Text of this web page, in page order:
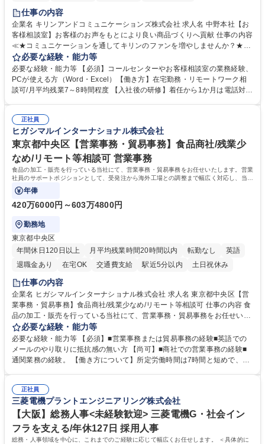
仕事の内容
企業名 キリンアンドコミュニケーションズ株式会社 求人名 中野本社【お
客様相談室】お客様のお声をもとにより良い商品づくりへ貢献 仕事の内容
≪★コミュニケーションを通してキリンのファンを増やしませんか？★≫
お客様のお声をより良い商品づくりに活かしていく上で、窓口となるお客
様相談室でのお仕事です。 日々お客様からいただくキリングループへのご
意見を、企業活動に活かしています。お客様からの声に迅速かつ誠意をも
って対応、情報提供するとともにグループ内活動に反映しています。 【具
平均100件前後■メール・手紙：同上40件前後 募集職種 中野本社【お客様
相談室】お客様のお声をもとにより良い商品づくりへ貢献
必要な経験・能力等
必要な経験・能力等 【必須】コールセンターやお客様相談室の業務経験、
PCが使える方（Word・Excel）【働き方】在宅勤務・リモートワーク相
談可/月平均残業7～8時間程度 【入社後の研修】着任から1か月は電話対応
すのでご安心ください。 【当社について】キリングループの広報機能を担
う会社として、お客様との出会いを大切にし、磨き上げたホスピタリティ
を込めてコミュニケーションをとりながら広報関連業務を行っておりま
す。 学歴・資格 学歴：大学院 大学 高専 短大 専修学校 高校 語学力： 資
格：
正社員
ヒガシマルインターナショナル株式会社
東京都中央区【営業事務・貿易事務】食品商社/残業少
なめ/リモート等相談可 営業事務
食品の加工・販売を行っている当社にて、営業事務・貿易事務をお任せいたします。営業
社員のサポートポジションとして、受発注から海外工場との調整まで幅広く対応し、当社
事業の根幹を支えていただきます。
年俸
420万6000円～603万4800円
勤務地
東京都中央区
年間休日120日以上
月平均残業時間20時間以内 転勤なし
英語
退職金あり
在宅OK 交通費支給 駅近5分以内 土日祝休み
仕事の内容
企業名 ヒガシマルインターナショナル株式会社 求人名 東京都中央区【営
業事務・貿易事務】食品商社/残業少なめ/リモート等相談可 仕事の内容 食
品の加工・販売を行っている当社にて、営業事務・貿易事務をお任せいた
します。営業社員のサポートポジションとして、受発注から海外工場との
調整まで幅広く対応し、当社事業の根幹を支えていただきます。 ■受発注
業務、請求書発行 ■海外工場とのスケジュール調整 ■在庫管理 ■輸入書類
の確認・作成 ■配送手配 ■通関業者を通して行う輸出入業全般 ■倉庫との
ルプロデュースしているため、商品に関わる全ての業務をサポート頂きま
す。 募集職種 東京都中央区【営業事務・貿易事務】食品商社/残業少なめ/
リモート等相談可
必要な経験・能力等
必要な経験・能力等 【必須】■営業事務または貿易事務の経験■英語での
メールのやり取りに抵抗感の無い方 【尚可】■商社での営業事務の経験■
通関業務の経験。 【働き方について】所定労働時間は7時間と短めで、残
の強み】1991年の設立以来、外食産業を中心としたお客様の多様なニー
ズに沿った冷凍水産物等の生産・輸入・販売を一貫して手掛けています。
自社工場と海外拠点の強固な連携によるワンストップサービスが最大の強
みです。 学歴・資格 学歴：大学院 大学 語学力：英語 資格：
正社員
三菱電機プラントエンジニアリング株式会社
【大阪】総務人事<未経験歓迎> 三菱電機G・社会イン
フラを支える/年休127日 採用人事
総務・人事領域を中心に、これまでのご経験に応じて幅広くお任せします。 ＜具体的に